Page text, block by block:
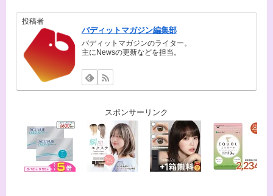
投稿者
バディットマガジン編集部
バディットマガジンのライター。
主にNewsの更新などを担当。
スポンサーリンク